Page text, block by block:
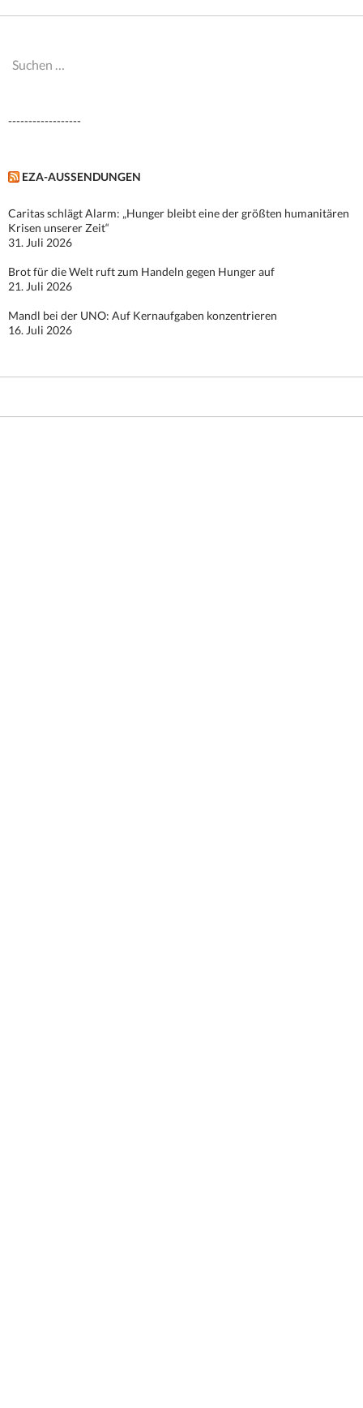
Suchen
------------------
EZA-AUSSENDUNGEN
Caritas schlägt Alarm: „Hunger bleibt eine der größten humanitären
Krisen unserer Zeit“
31. Juli 2026
Brot für die Welt ruft zum Handeln gegen Hunger auf
21. Juli 2026
Mandl bei der UNO: Auf Kernaufgaben konzentrieren
16. Juli 2026